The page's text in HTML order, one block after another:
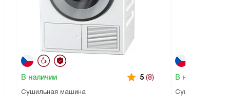
В наличии 5 (8)
Сушильная машина
В наличии
Сушильная машина